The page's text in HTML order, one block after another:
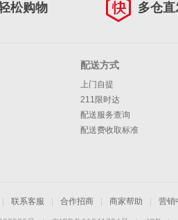
松购物 多仓
配送方式
上门自提
211限时达
配送服务查询
配送费收取标准
联系客服 合作招商 商家帮助 营销